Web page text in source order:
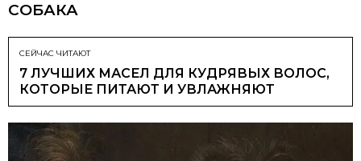
СОБАКА
СЕЙЧАС ЧИТАЮТ
7 ЛУЧШИХ МАСЕЛ ДЛЯ КУДРЯВЫХ ВОЛОС,
КОТОРЫЕ ПИТАЮТ И УВЛАЖНЯЮТ